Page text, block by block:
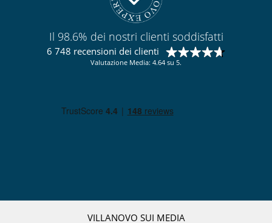
Il 98.6% dei nostri clienti soddisfatti
6 748 recensioni dei clienti
Valutazione Media: 4.64 su 5.
VILLANOVO SUI MEDIA